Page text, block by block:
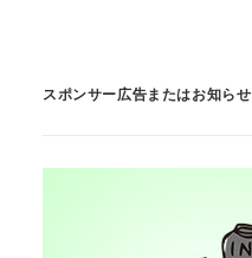
スポンサー広告またはお知らせ